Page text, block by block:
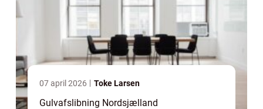
07 april 2026 Toke Larsen
Gulvafslibning Nordsjælland